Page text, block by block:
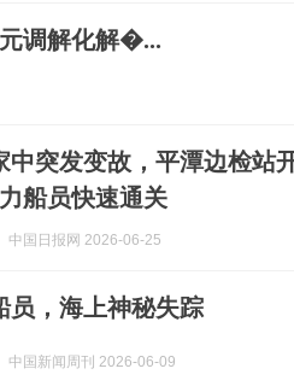
调解化解�...
中突发变故，平潭边检站
船员快速通关
中国日报网 2026-06-25
员，海上神秘失踪
中国新闻周刊 2026-06-09